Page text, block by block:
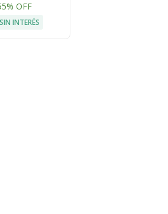
OFF
INTERÉS